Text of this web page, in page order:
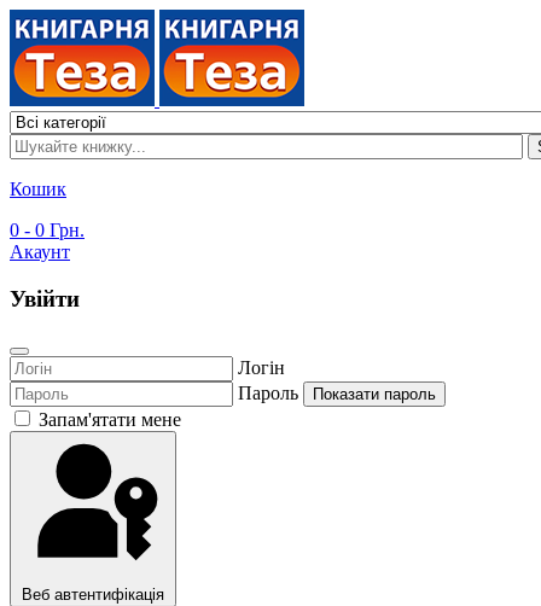
Кошик
0 - 0 Грн.
Акаунт
Увійти
Логін
Пароль
Показати пароль
Запам'ятати мене
Веб автентифікація